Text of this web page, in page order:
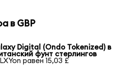
в GBP
Digital (Ondo Tokenized) в
фунт стерлингов
равен 15,03 £